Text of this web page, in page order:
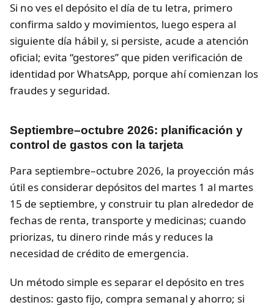
Si no ves el depósito el día de tu letra, primero
confirma saldo y movimientos, luego espera al
siguiente día hábil y, si persiste, acude a atención
oficial; evita “gestores” que piden verificación de
identidad por WhatsApp, porque ahí comienzan los
fraudes y seguridad.
Septiembre–octubre 2026: planificación y
control de gastos con la tarjeta
Para septiembre–octubre 2026, la proyección más
útil es considerar depósitos del martes 1 al martes
15 de septiembre, y construir tu plan alrededor de
fechas de renta, transporte y medicinas; cuando
priorizas, tu dinero rinde más y reduces la
necesidad de crédito de emergencia.
Un método simple es separar el depósito en tres
destinos: gasto fijo, compra semanal y ahorro; si